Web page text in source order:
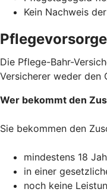
Kein Nachweis
Die Pflege-Bahr-
Versicherer weder den
Wer bekommt den
Sie bekommen den
mindestens 18
in einer
noch keine